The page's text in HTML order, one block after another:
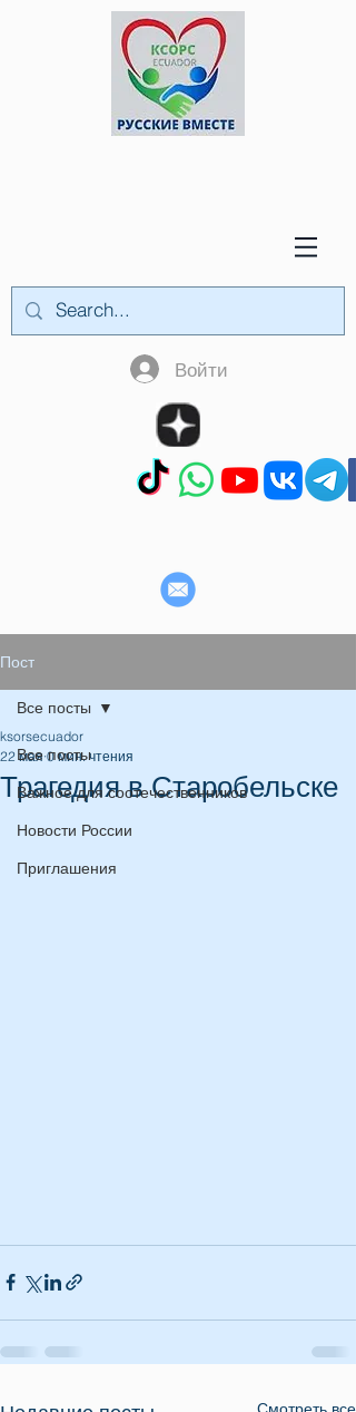
Войти
Пост
Все посты
Важное для соотечественников
Новости России
Приглашения
Все посты
Трагедия в Старобельске
ksorsecuador
22 мая 0 мин. чтения